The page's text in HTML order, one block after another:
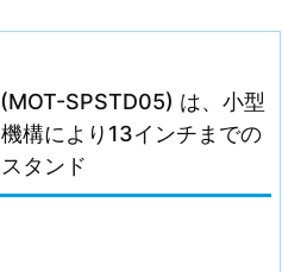
SPSTD05) は、小型
構により13インチまでの
タンド